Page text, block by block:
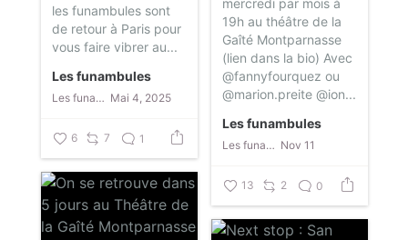
mercredi par mois à
19h au théâtre de la
Gaîté Montparnasse
(lien dans la bio) Avec
@fannyfourquez ou
@marion.preite @ion...
Les funambules
Les funambules Nov 11
13 2 0
les funambules sont
de retour à Paris pour
vous faire vibrer au...
Les funambules
Les funambules Mai 4, 2025
6 7 1